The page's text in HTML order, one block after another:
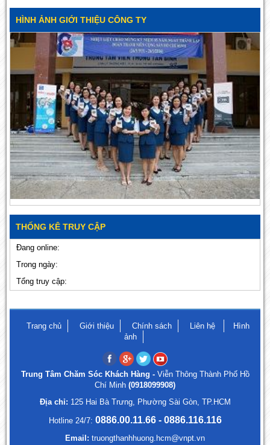
HÌNH ẢNH GIỚI THIỆU CÔNG TY
THỐNG KÊ TRUY CẬP
Đang online:
Trong ngày:
Tổng truy cập:
Trang chủ Giới thiệu Chính sách Liên hệ
Hình
ảnh
Trung Tâm Chăm Sóc Khách Hàng - Viễn Thông Thành Phố Hồ
Chí Minh (0918099908)
Địa chỉ: 125 Hai Bà Trưng, Phường Sài Gòn, TP.HCM
Hotline 24/7: 0886.00.11.66 - 0886.116.116
Email: truongthanhhuong.hcm@vnpt.vn